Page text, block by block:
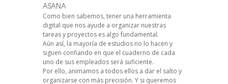
ASANA
Como bien sabemos, tener una herramienta
digital que nos ayude a organizar nuestras
tareas y proyectos es algo fundamental.
Aún así, la mayoría de estudios no lo hacen y
siguen confiando en que el cuaderno de cada
uno de sus empleados será suficiente.
Por ello, animamos a todos ellos a dar el salto y
organizarse con más precisión. Y si queremos